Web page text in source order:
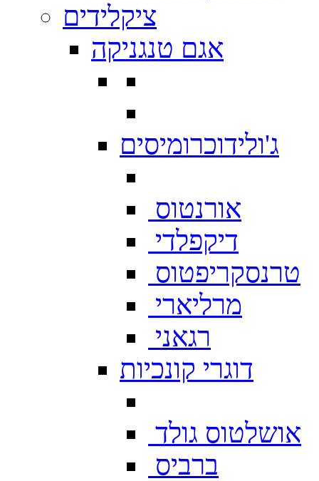
ציקלידים
אגם טנגניקה
ג'ולידוכרומיסים
אורנטוס
דיקפלדי
טרנסקריפטוס
מרליארי
רגאני
דוגרי קונכיות
אושלטוס גולד
ברביס